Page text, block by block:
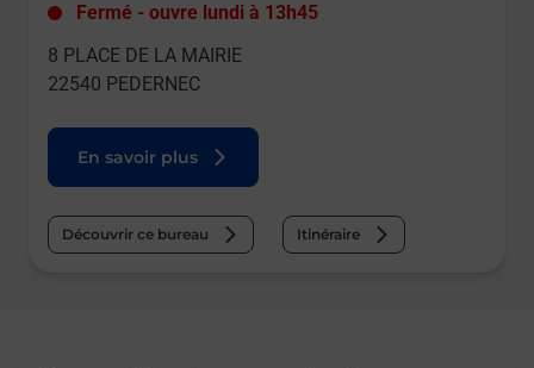
Fermé - ouvre lundi à 13h45
8 PLACE DE LA MAIRIE
22540 PEDERNEC
En savoir plus
Découvrir ce bureau Itinéraire